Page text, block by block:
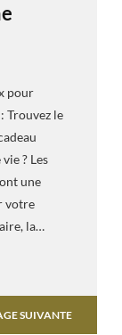
pour
Trouvez le
? Les
une
votre
la…
SUIVANTE